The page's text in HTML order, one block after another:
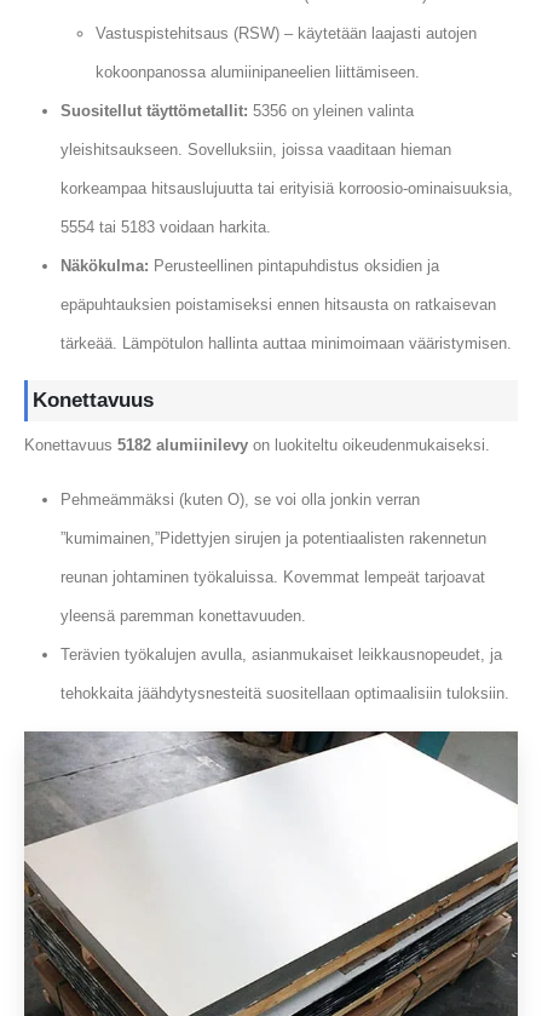
Vastuspistehitsaus (RSW) – käytetään laajasti autojen
kokoonpanossa alumiinipaneelien liittämiseen.
Suositellut täyttömetallit: 5356 on yleinen valinta
yleishitsaukseen. Sovelluksiin, joissa vaaditaan hieman
korkeampaa hitsauslujuutta tai erityisiä korroosio-ominaisuuksia,
5554 tai 5183 voidaan harkita.
Näkökulma: Perusteellinen pintapuhdistus oksidien ja
epäpuhtauksien poistamiseksi ennen hitsausta on ratkaisevan
tärkeää. Lämpötulon hallinta auttaa minimoimaan vääristymisen.
Konettavuus
Konettavuus 5182 alumiinilevy on luokiteltu oikeudenmukaiseksi.
Pehmeämmäksi (kuten O), se voi olla jonkin verran
”kumimainen,”Pidettyjen sirujen ja potentiaalisten rakennetun
reunan johtaminen työkaluissa. Kovemmat lempeät tarjoavat
yleensä paremman konettavuuden.
Terävien työkalujen avulla, asianmukaiset leikkausnopeudet, ja
tehokkaita jäähdytysnesteitä suositellaan optimaalisiin tuloksiin.